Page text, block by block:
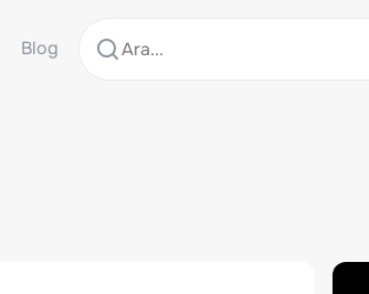
Blog